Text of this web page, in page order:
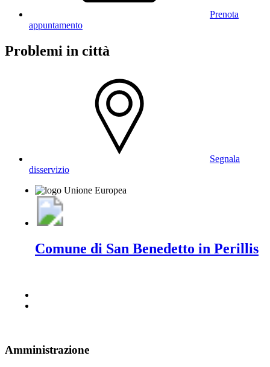
Prenota
appuntamento
Problemi in città
Segnala
disservizio
Comune di San Benedetto in Perillis
Amministrazione